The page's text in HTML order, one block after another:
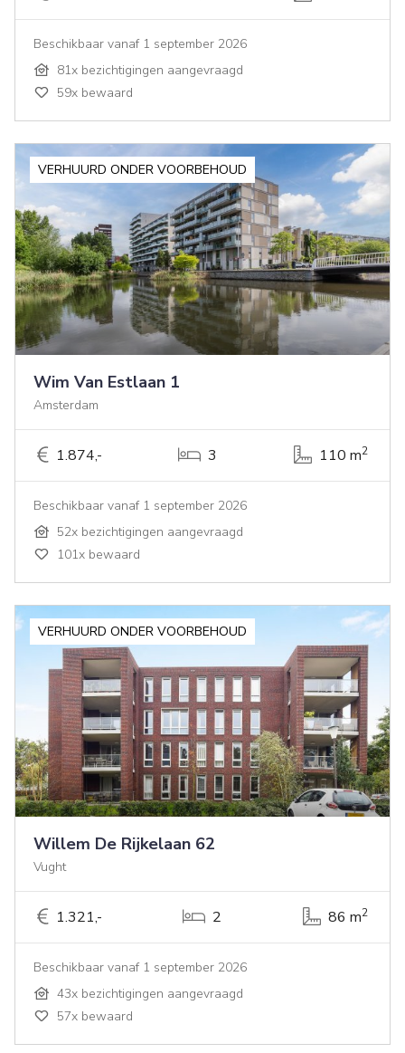
Beschikbaar vanaf 1 september 2026
81x bezichtigingen aangevraagd
59x bewaard
VERHUURD ONDER VOORBEHOUD
Wim Van Estlaan 1
Amsterdam
1.874,- 3 110 m2
Beschikbaar vanaf 1 september 2026
52x bezichtigingen aangevraagd
101x bewaard
VERHUURD ONDER VOORBEHOUD
Willem De Rijkelaan 62
Vught
1.321,- 2 86 m2
Beschikbaar vanaf 1 september 2026
43x bezichtigingen aangevraagd
57x bewaard